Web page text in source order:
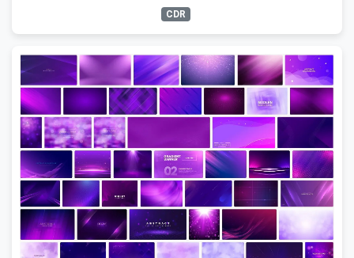
CDR